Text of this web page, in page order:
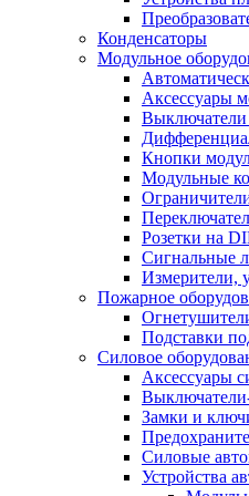
Конденсаторы
Модульное
Аксессуары
Выключатели
Кнопки
Модульные
Розетки на
Сигнальные
Измерители,
Пожарное
Подставки
Силовое
Аксессуары
Замки и
Силовые
Устройства